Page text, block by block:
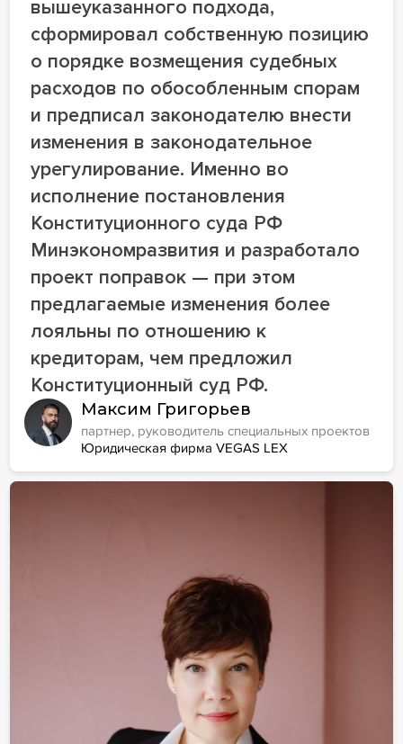
вышеуказанного подхода,
сформировал собственную позицию
о порядке возмещения судебных
расходов по обособленным спорам
и предписал законодателю внести
изменения в законодательное
урегулирование. Именно во
исполнение постановления
Конституционного суда РФ
Минэкономразвития и разработало
проект поправок — при этом
предлагаемые изменения более
лояльны по отношению к
кредиторам, чем предложил
Конституционный суд РФ.
Максим Григорьев
партнер, руководитель специальных проектов
Юридическая фирма VEGAS LEX